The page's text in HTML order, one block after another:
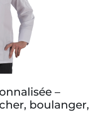
–
boulanger,